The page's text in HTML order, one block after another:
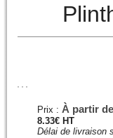
Prix : À partir de
8.33€HT
Délai de livraison